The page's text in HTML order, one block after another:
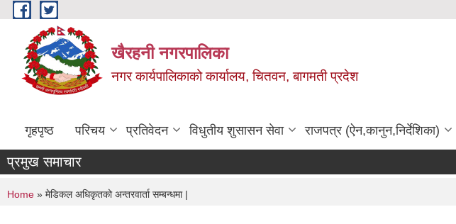
Skip to main content
खैरहनी नगरपालिका
नगर कार्यपालिकाको कार्यालय, चितवन, बागमती प्रदेश
गृहपृष्ठ परिचय प्रतिवेदन विधुतीय शुसासन सेवा राजपत्र (ऐन,कानुन,निर्देशिका)
प्रमुख समाचार
You are here
Home » मेडिकल अधिकृतको अन्तरवार्ता सम्बन्धमा |